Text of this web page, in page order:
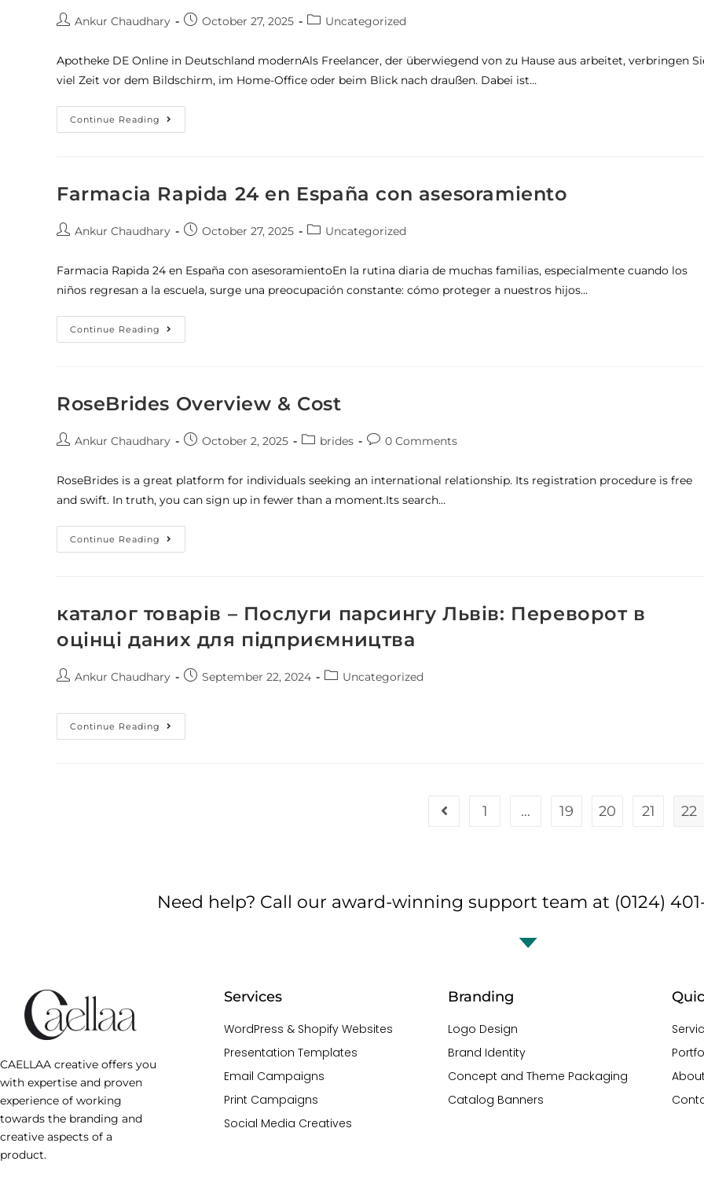
Ankur Chaudhary October 27, 2025 Uncategorized
Apotheke DE Online in Deutschland modernAls Freelancer, der überwiegend von zu Hause aus arbeitet, verbringen
viel Zeit vor dem Bildschirm, im Home-Office oder beim Blick nach draußen. Dabei ist…
Continue Reading
Farmacia Rapida 24 en España con asesoramiento
Ankur Chaudhary October 27, 2025 Uncategorized
Farmacia Rapida 24 en España con asesoramientoEn la rutina diaria de muchas familias, especialmente cuando los
niños regresan a la escuela, surge una preocupación constante: cómo proteger a nuestros hijos…
Continue Reading
RoseBrides Overview & Cost
Ankur Chaudhary October 2, 2025 brides 0 Comments
RoseBrides is a great platform for individuals seeking an international relationship. Its registration procedure is free
and swift. In truth, you can sign up in fewer than a moment.Its search…
Continue Reading
каталог товарів – Послуги парсингу Львів: Переворот в
оцінці даних для підприємництва
Ankur Chaudhary September 22, 2024 Uncategorized
Continue Reading
1 … 19 20 21 22
Need help? Call our award-winning support team at (0124) 401-
CAELLAA creative offers you
with expertise and proven
experience of working
towards the branding and
creative aspects of a
product.
Services
WordPress & Shopify Websites
Presentation Templates
Email Campaigns
Print Campaigns
Social Media Creatives
Branding
Logo Design
Brand Identity
Concept and Theme Packaging
Catalog Banners